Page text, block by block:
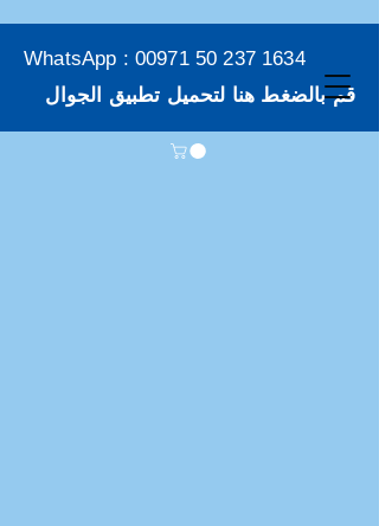
WhatsApp : 00971 50 237 1634
قم بالضغط هنا لتحميل تطبيق الجوال